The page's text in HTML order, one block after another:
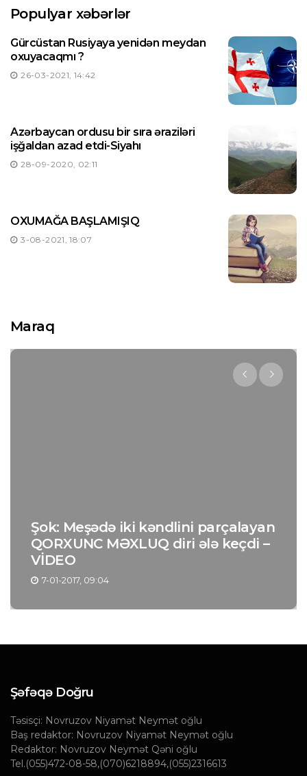
Populyar xəbərlər
Gürcüstan Rusiyaya yenidən meydan
oxuyacaqmı ?
26-03-2021, 14:42
Azərbaycan ordusu bir sıra əraziləri
işğaldan azad etdi-Siyahı
28-09-2020, 02:11
OXUMAĞA BAŞLAMIŞIQ
3-08-2021, 18:07
Maraq
Şok: Meşədə iki kəndlini parçalayan
QORXUNC MƏXLUQ diri ələ keçdi –
VİDEO
7-01-2017, 09:04
Şəfəqə Doğru
Təsisçi: Novruzov Niyamət Neymət oğlu
Baş redaktor: Novruzov Niyamət Neymət oğlu
Redaktor: Novruzov Neymət Qəni oğlu
Tel.(055)472-08-58,(070)6218894,(055)2316613